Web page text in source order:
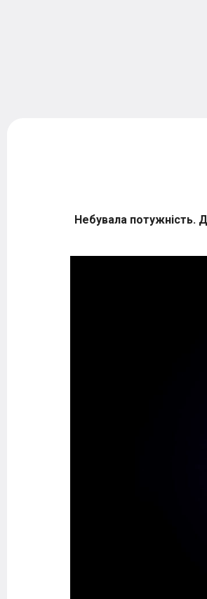
Небувала потужність.